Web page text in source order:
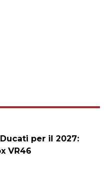
per il 2027:
VR46